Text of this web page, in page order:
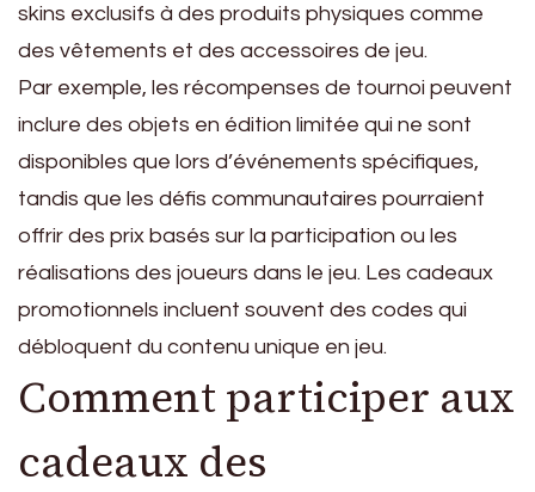
skins exclusifs à des produits physiques comme
des vêtements et des accessoires de jeu.
Par exemple, les récompenses de tournoi peuvent
inclure des objets en édition limitée qui ne sont
disponibles que lors d’événements spécifiques,
tandis que les défis communautaires pourraient
offrir des prix basés sur la participation ou les
réalisations des joueurs dans le jeu. Les cadeaux
promotionnels incluent souvent des codes qui
débloquent du contenu unique en jeu.
Comment participer aux
cadeaux des